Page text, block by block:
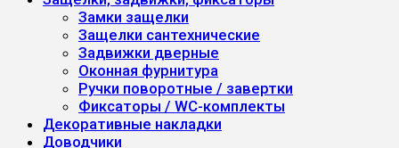
Замки защелки
Защелки сантехнические
Задвижки дверные
Оконная фурнитура
Ручки поворотные / завертки
Фиксаторы / WC-комплекты
Декоративные накладки
Доводчики